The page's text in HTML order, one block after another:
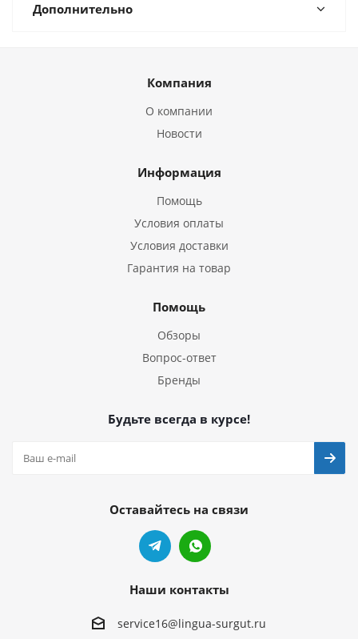
Дополнительно
Компания
О компании
Новости
Информация
Помощь
Условия оплаты
Условия доставки
Гарантия на товар
Помощь
Обзоры
Вопрос-ответ
Бренды
Будьте всегда в курсе!
Оставайтесь на связи
Наши контакты
service16@lingua-surgut.ru